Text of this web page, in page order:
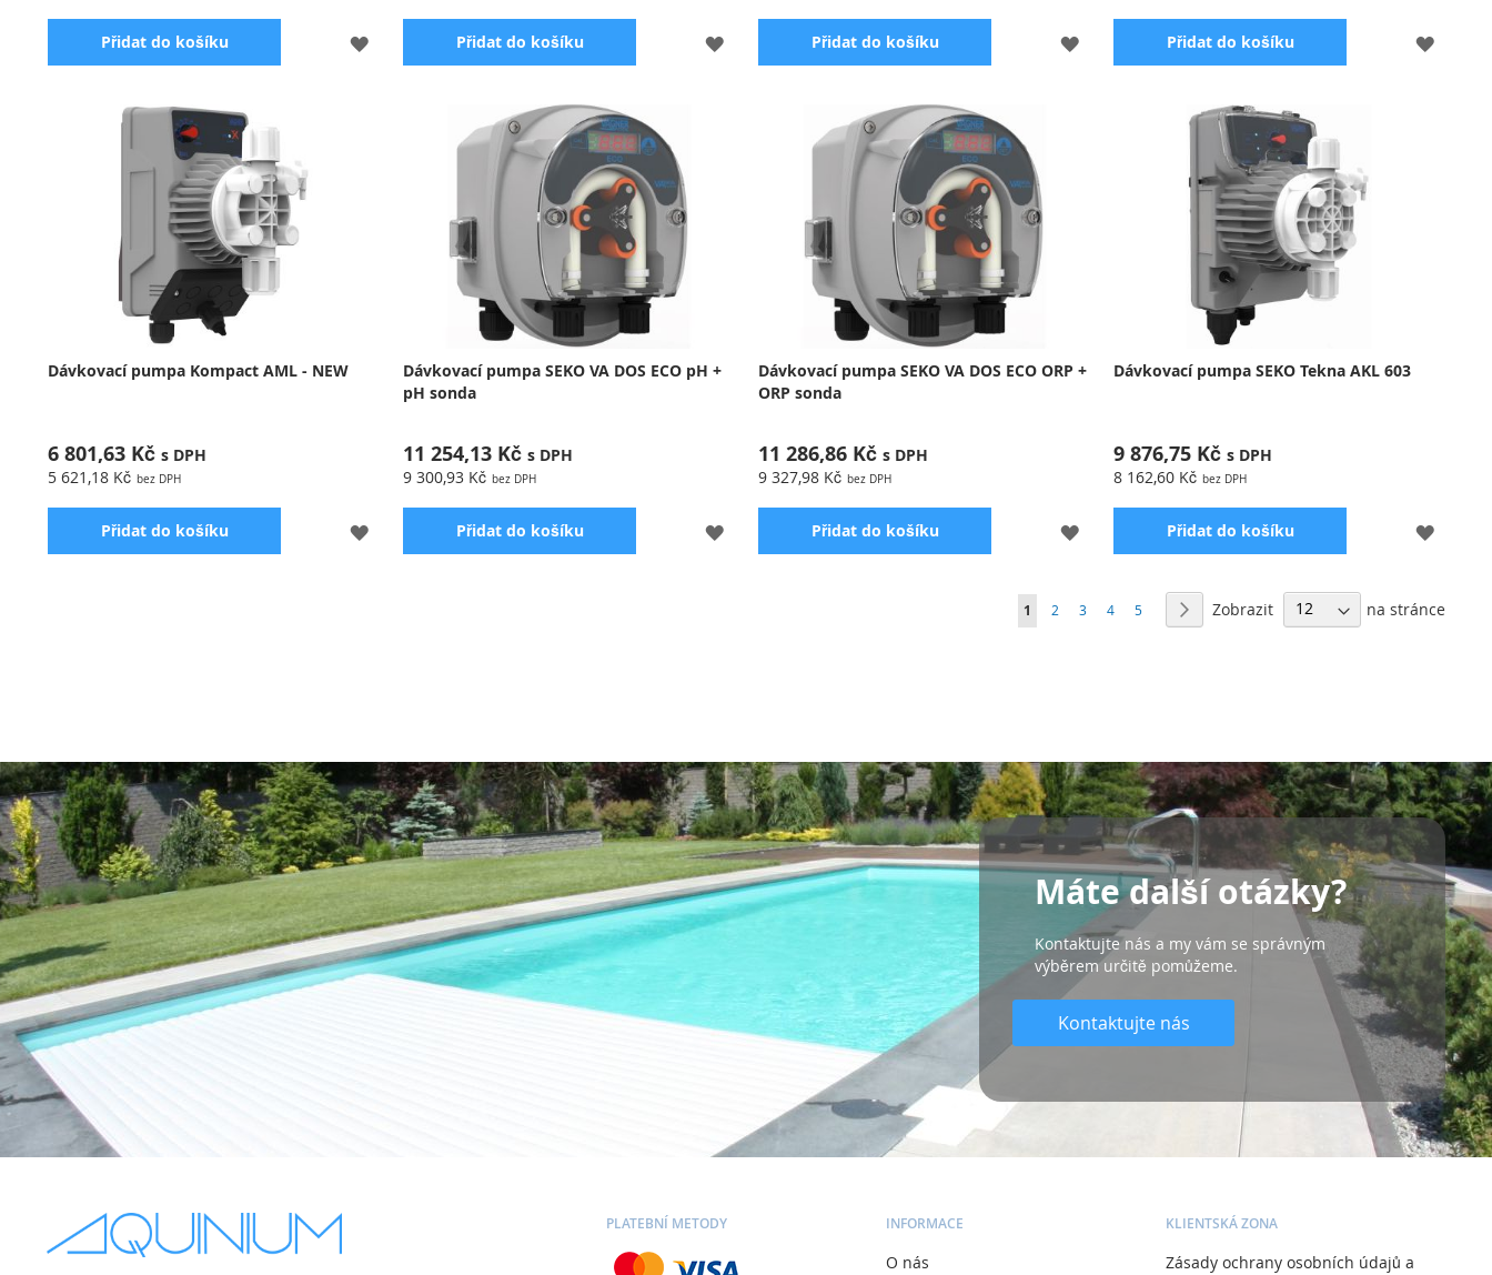
Přidat do košíku
PŘIDAT
Výkon čerpadla až 4,5 l/h
Přidat do košíku
PŘIDAT
Přidat do košíku
PŘIDAT
Peristaltická pumpa s průtokem až 10l/h
Přidat do košíku
PŘIDAT
Měří pH nebo ORP, dávkuje pH+/- nebo
chlornan, pouze dávkovací pumpa bez sond
Dávkovací pumpa Kompact AML - NEW
6 801,63 Kč
5 621,18 Kč
Přidat do košíku
PŘIDAT
Dávkovací pumpa SEKO VA DOS ECO pH +
pH sonda
11 254,13 Kč
9 300,93 Kč
Přidat do košíku
PŘIDAT
Dávkovací pumpa SEKO VA DOS ECO ORP +
ORP sonda
11 286,86 Kč
9 327,98 Kč
Přidat do košíku
PŘIDAT
OBLÍBENÝM
Dávkovací pumpa SEKO Tekna AKL 603
9 876,75 Kč
8 162,60 Kč
Přidat do košíku
PŘIDAT
S konstantním průtokem s možností
Stránka
Právě si prohlížíte stránku
1 Stránka
2 Stránka
3 Stránka
4 Stránka
5 Stránka
DalšíZobrazit na stránce
Máte další otázky?
Kontaktujte nás a my vám se správným
výběrem určitě pomůžeme.
Kontaktujte nás
PLATEBNÍ METODY INFORMACE
O nás
KLIENTSKÁ ZONA
Zásady ochrany osobních údajů a